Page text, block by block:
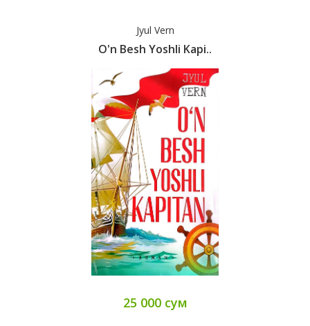
Jyul Vern
O'n Besh Yoshli Kapi..
25 000 сум